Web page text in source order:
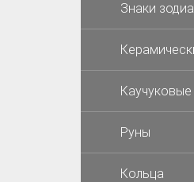
Знаки
Руны
Кольца